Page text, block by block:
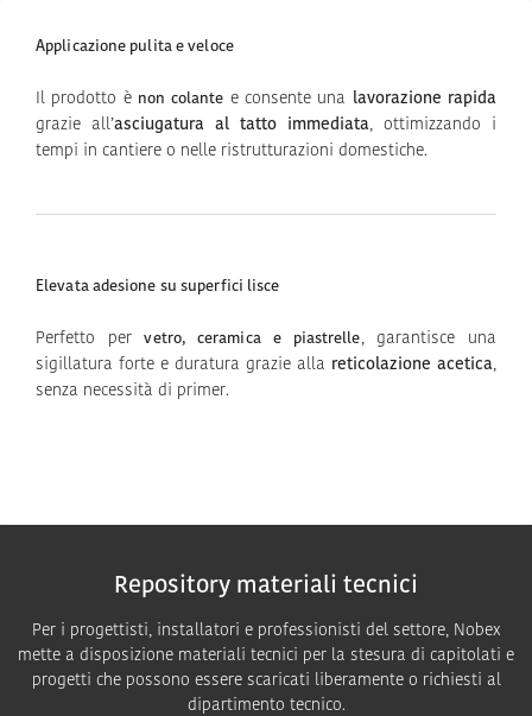
Applicazione pulita e veloce
Il prodotto è non colante e consente una lavorazione rapida
grazie all’asciugatura al tatto immediata, ottimizzando i
tempi in cantiere o nelle ristrutturazioni domestiche.
Elevata adesione su superfici lisce
Perfetto pervetro, ceramica e piastrelle, garantisce una
sigillatura forte e duratura grazie alla reticolazione acetica,
senza necessità di primer.
Repository materiali tecnici
Per i progettisti, installatori e professionisti del settore, Nobex
mette a disposizione materiali tecnici per la stesura di capitolati e
progetti che possono essere scaricati liberamente o richiesti al
dipartimento tecnico.